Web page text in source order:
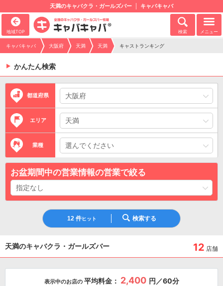
天満のキャバクラ・ガールズバー キャバキャバ
地域TOP 検索 メニュー
キャバキャバ 大阪府 天満 天満 キャストランキング
かんたん検索
都道府県
エリア
業種
お盆期間中の営業情報の営業で絞る
12 件ヒット 検索する
天満のキャバクラ・ガールズバー 12 店舗
表示中のお店の 平均料金： 2,400 円／60分